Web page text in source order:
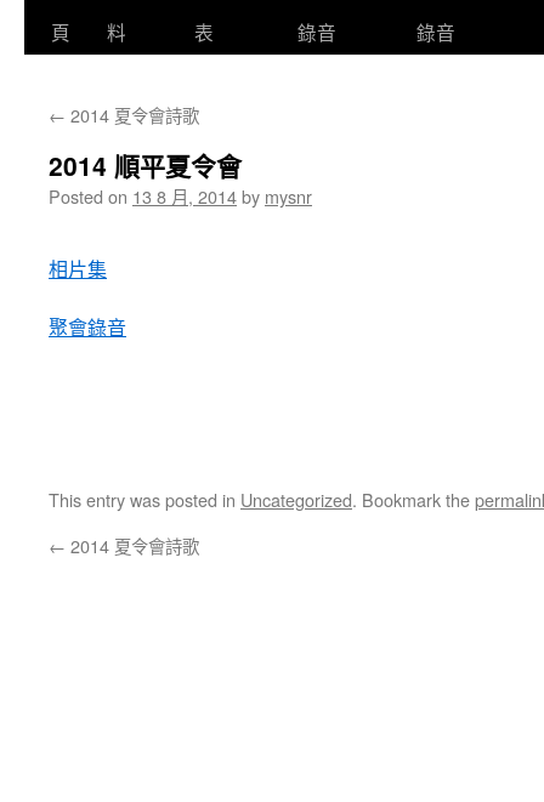
頁
料
表
錄音
錄音
← 2014 夏令會詩歌
2014 順平夏令會
Posted on 13 8 月, 2014by mysnr
相片集
聚會錄音
This entry was posted in Uncategorized. Bookmark the
← 2014 夏令會詩歌